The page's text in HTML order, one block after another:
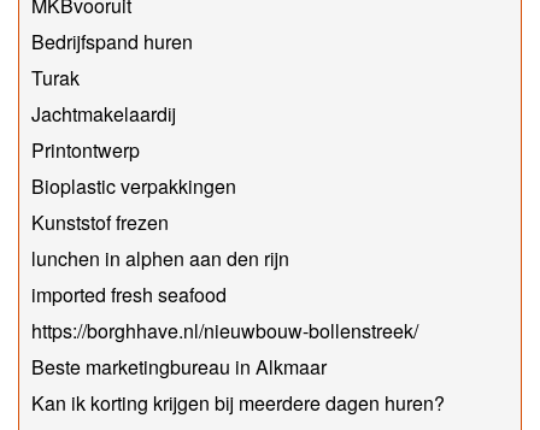
MKBvooruit
Bedrijfspand huren
Turak
Jachtmakelaardij
Printontwerp
Bioplastic verpakkingen
Kunststof frezen
lunchen in alphen aan den rijn
imported fresh seafood
https://borghhave.nl/nieuwbouw-bollenstreek/
Beste marketingbureau in Alkmaar
Kan ik korting krijgen bij meerdere dagen huren?